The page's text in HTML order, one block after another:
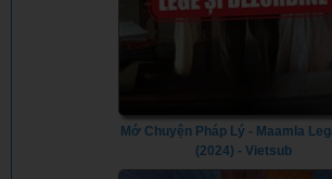
Mớ Chuyện Pháp Lý - Maamla
(2024) - Vietsub